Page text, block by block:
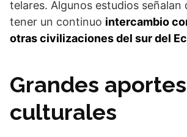
telares. Algunos estudios señalan
tener un continuo intercambio
otras civilizaciones del sur del
Grandes aportes
culturales